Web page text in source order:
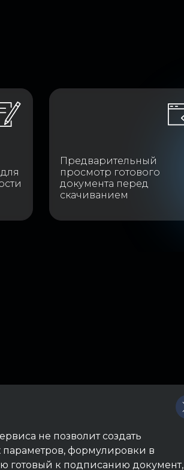
Предварительный
просмотр готового
документа перед
скачиванием
не позволит создать
формулировки в
готовый к подписанию документ,